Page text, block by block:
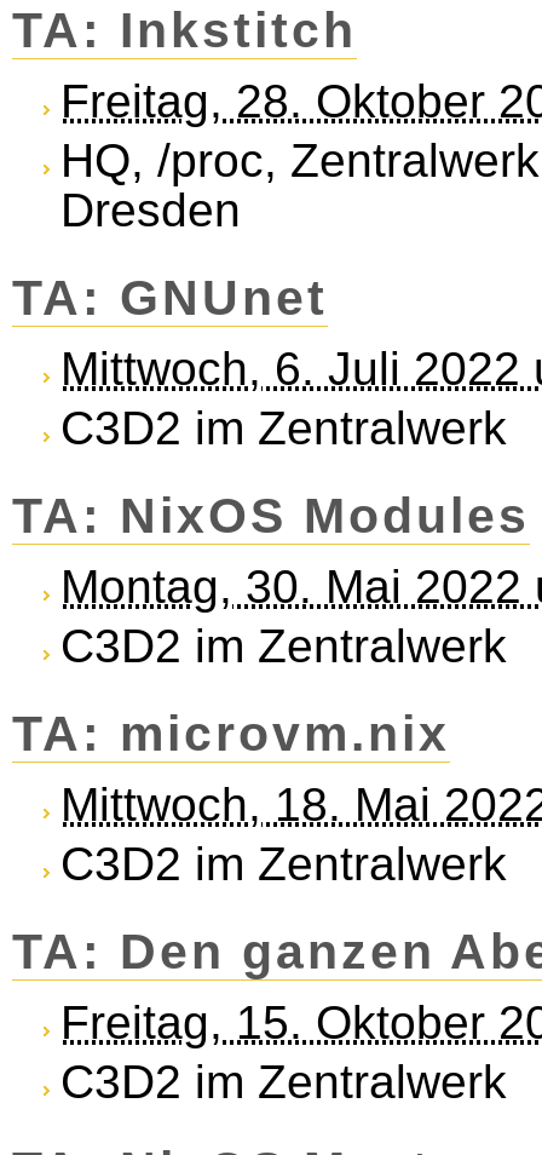
TA: Inkstitch
Freitag, 28. Oktober
HQ, /proc,
Dresden
TA: GNUnet
Mittwoch, 6. Juli 2022
C3D2 im Zentralwerk
TA: NixOS Modules
Montag, 30. Mai 2022
C3D2 im Zentralwerk
TA: microvm.nix
Mittwoch, 18. Mai
C3D2 im Zentralwerk
TA: Den ganzen
Freitag, 15. Oktober
C3D2 im Zentralwerk